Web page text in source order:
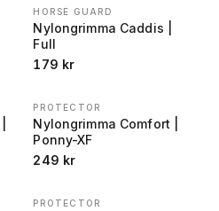
HORSE GUARD
Nylongrimma Caddis |
Full
179 kr
PROTECTOR
Nylongrimma Comfort |
Ponny-XF
249 kr
PROTECTOR